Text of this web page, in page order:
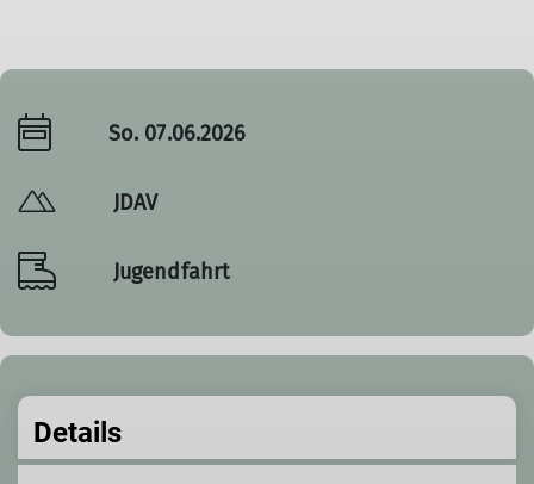
So. 07.06.2026
JDAV
Jugendfahrt
Details